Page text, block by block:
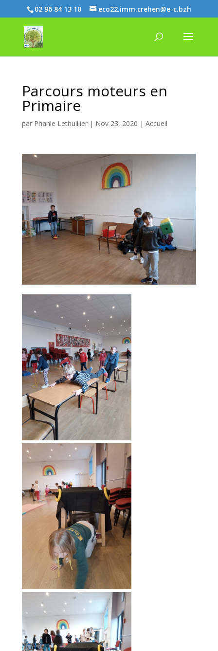
02 96 84 13 10 eco22.imm.crehen@e-c.bzh
Parcours moteurs en
Primaire
par Phanie Lethuillier| Nov 23, 2020 | Accueil